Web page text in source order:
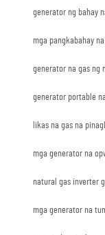
generator ng bahay
mga pangkabahay
generator na gas ng
generator portable
likas na gas na
mga generator na
natural gas inverter
mga generator na